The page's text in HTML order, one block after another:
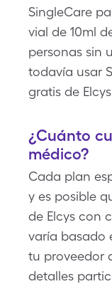
SingleCare
vial de 10ml
personas sin
todavía usar
gratis de
¿Cuánto
médico?
Cada plan
y es posible
de Elcys con
varía basado
tu proveedor
detalles